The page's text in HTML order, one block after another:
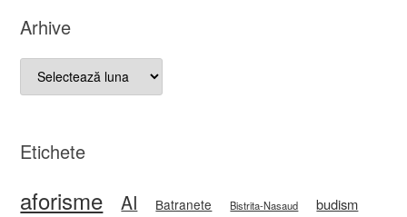
Arhive
Arhive
Etichete
aforisme AI Batranete Bistrita-Nasaud budism